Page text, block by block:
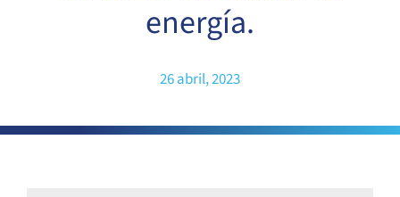
energía.
26 abril, 2023